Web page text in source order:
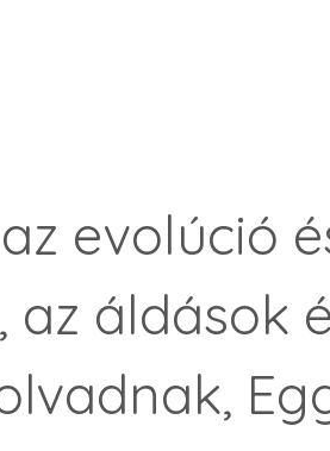
evolúció
az áldások